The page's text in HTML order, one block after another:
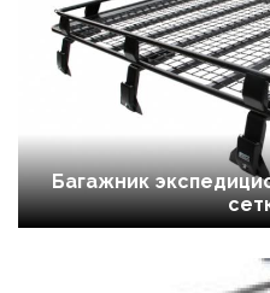
Багажник